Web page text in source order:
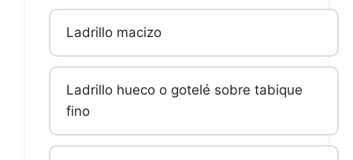
Ladrillo macizo
Ladrillo hueco o gotelé sobre tabique
fino